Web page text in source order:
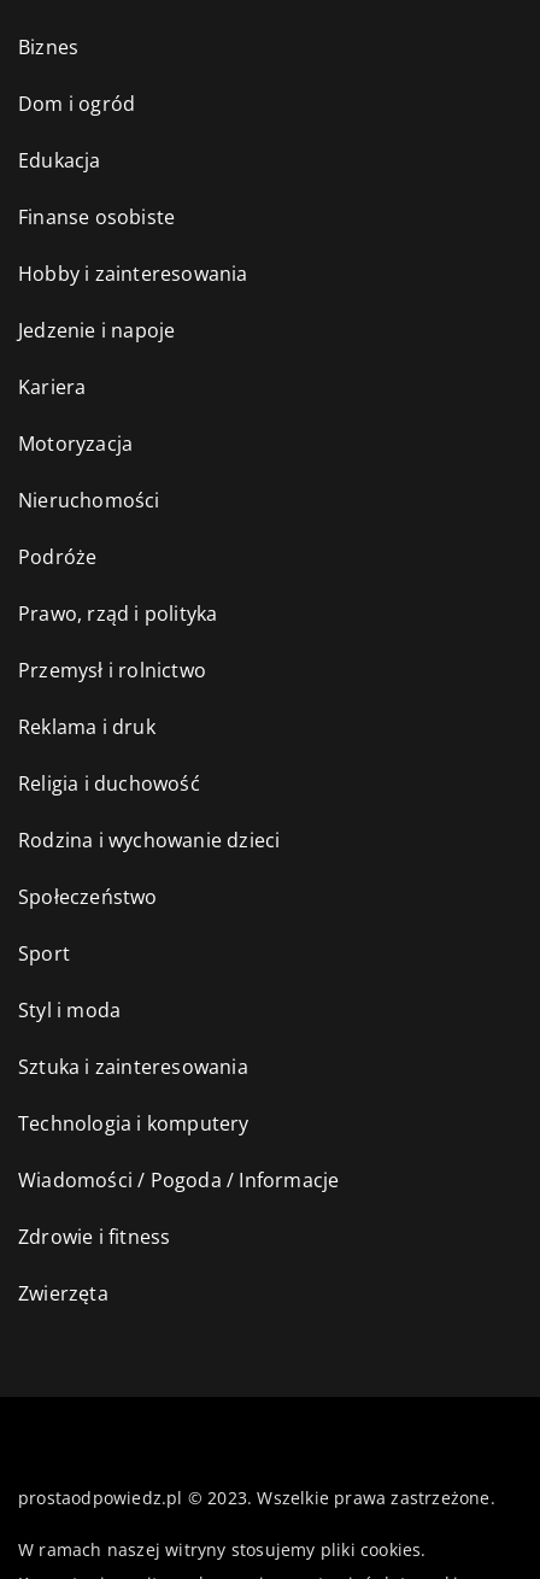
Biznes
Dom i ogród
Edukacja
Finanse osobiste
Hobby i zainteresowania
Jedzenie i napoje
Kariera
Motoryzacja
Nieruchomości
Podróże
Prawo, rząd i polityka
Przemysł i rolnictwo
Reklama i druk
Religia i duchowość
Rodzina i wychowanie dzieci
Społeczeństwo
Sport
Styl i moda
Sztuka i zainteresowania
Technologia i komputery
Wiadomości / Pogoda / Informacje
Zdrowie i fitness
Zwierzęta
prostaodpowiedz.pl © 2023. Wszelkie prawa zastrzeżone.
W ramach naszej witryny stosujemy pliki cookies.